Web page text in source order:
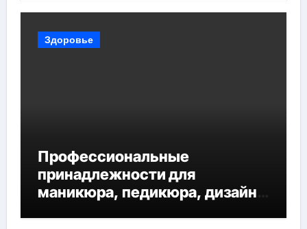
Здоровье
Профессиональные
принадлежности для
маникюра, педикюра, дизайна